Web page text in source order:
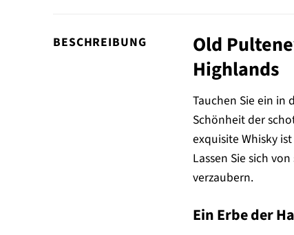
BESCHREIBUNG
Old
Highlands
Tauchen Sie ein in
Schönheit der
exquisite Whisky
Lassen Sie sich
verzaubern.
Ein Erbe der